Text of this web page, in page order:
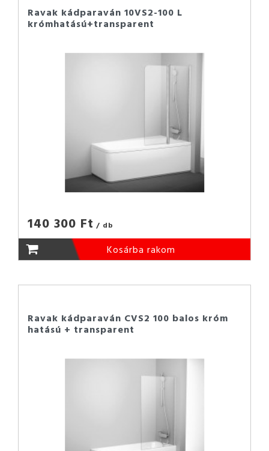
Ravak kádparaván 10VS2-100 L
krómhatású+transparent
140 300 Ft / db
Kosárba rakom
Ravak kádparaván CVS2 100 balos króm
hatású + transparent